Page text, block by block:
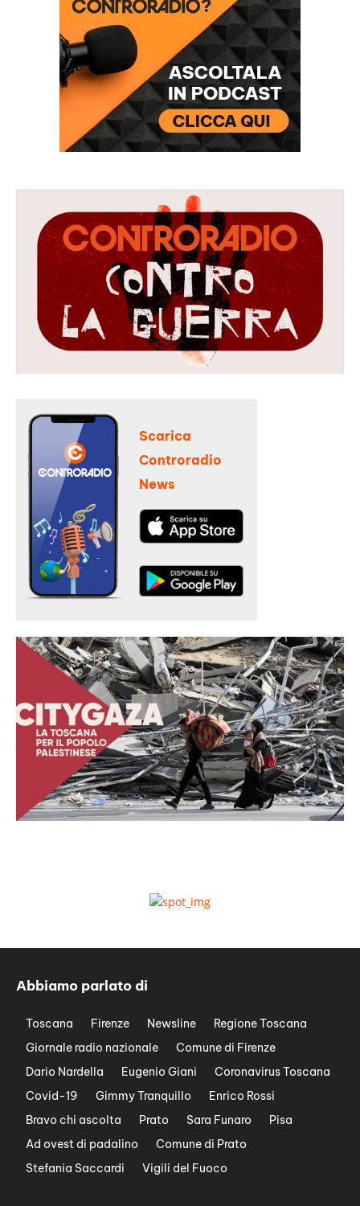
Scarica
Controradio
News
Abbiamo parlato di
Toscana Firenze Newsline
Regione Toscana
Giornale radio nazionale
Comune di Firenze
Dario Nardella
Eugenio Giani
Coronavirus Toscana
Covid-19
Gimmy Tranquillo
Enrico Rossi
Bravo chi ascolta
Prato Sara Funaro
Pisa
Ad ovest di padalino
Comune di Prato
Stefania Saccardi
Vigili del Fuoco